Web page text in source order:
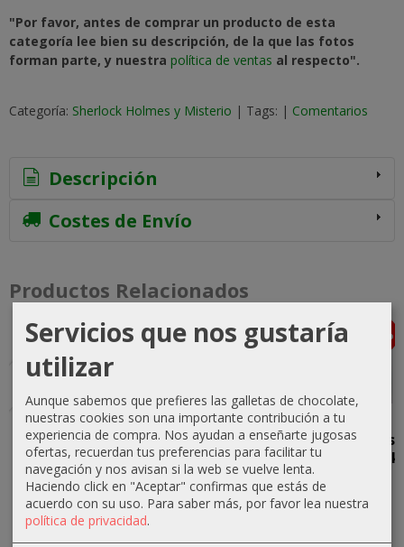
"Por favor, antes de comprar un producto de esta
categoría lee bien su descripción, de la que las fotos
forman parte, y nuestra política de ventas al respecto".
Categoría: Sherlock Holmes y Misterio | Tags: | Comentarios
Descripción
Costes de Envío
Productos Relacionados
Agotado-5 %
Flaxman
Low,
detective
psíquico
20,90 €
22,00 €
Agotado
El Secreto
de la Tumba
y otros
casos...
30,00 €
-15 %
Las Hazañas
de Sherlock
Holmes
8,08 €9,50 €
Agotado -5 %
memorias
de Sherlock
24,99 €
Servicios que nos gustaría
utilizar
Aunque sabemos que prefieres las galletas de chocolate,
nuestras cookies son una importante contribución a tu
experiencia de compra. Nos ayudan a enseñarte jugosas
ofertas, recuerdan tus preferencias para facilitar tu
navegación y nos avisan si la web se vuelve lenta.
Haciendo click en "Aceptar" confirmas que estás de
acuerdo con su uso. Para saber más, por favor lea nuestra
política de privacidad.